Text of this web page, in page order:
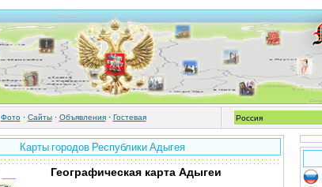
Фото· Cайты· Объявления· Гостевая
Карты городов Республики Адыгея
Географическая карта Адыгеи